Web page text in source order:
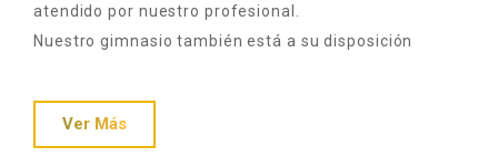
atendido por nuestro profesional.
Nuestro gimnasio también está a su disposición
Ver Más